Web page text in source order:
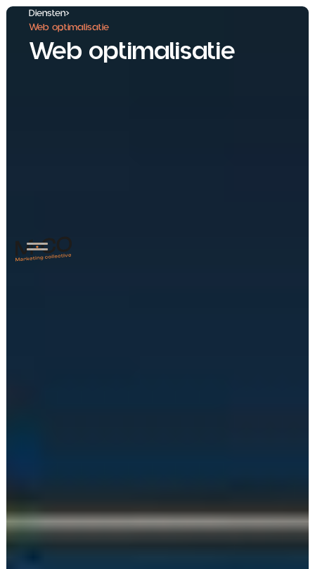
Diensten>
Web optimalisatie
Web optimalisatie